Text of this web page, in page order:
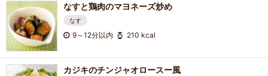
なすと鶏肉のマヨネーズ炒め
なす
9～12分以内 210 kcal
カジキのチンジャオロースー風